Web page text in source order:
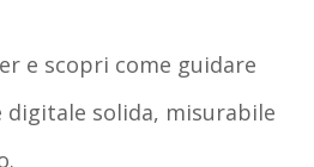
e scopri come guidare
solida, misurabile